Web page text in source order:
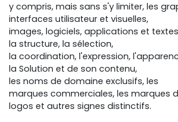
y compris, mais sans s'y limiter, les
interfaces utilisateur et visuelles,
images, logiciels, applications et
la structure, la sélection,
la coordination, l'expression,
la Solution et de son contenu,
les noms de domaine exclusifs, les
marques commerciales, les marques
logos et autres signes distinctifs.